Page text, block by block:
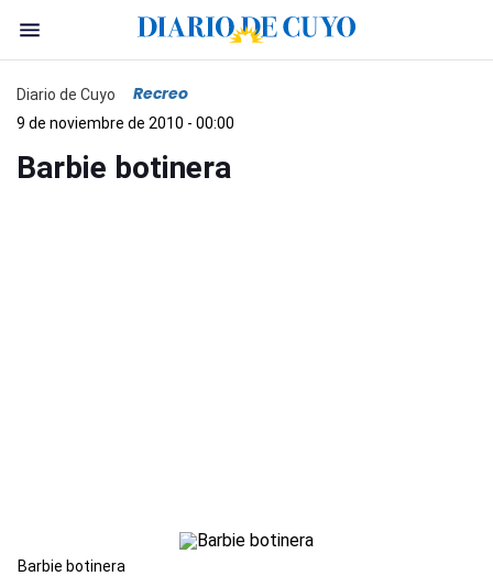
Diario de Cuyo Recreo
9 de noviembre de 2010 - 00:00
Barbie botinera
Barbie botinera